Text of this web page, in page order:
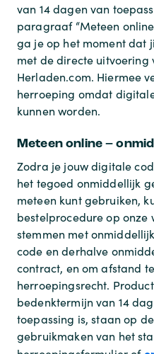
van 14 dagen van
paragraaf “Meteen
ga je op het moment dat
met de directe uitvoering
Herladen.com. Hiermee
herroeping omdat
kunnen worden.
Meteen online –
Zodra je jouw digitale
het tegoed onmiddellijk
meteen kunt gebruiken,
bestelprocedure op onze
stemmen met
code en derhalve
contract, en om afstand
herroepingsrecht.
bedenktermijn van 14
toepassing is, staan op
gebruikmaken van het